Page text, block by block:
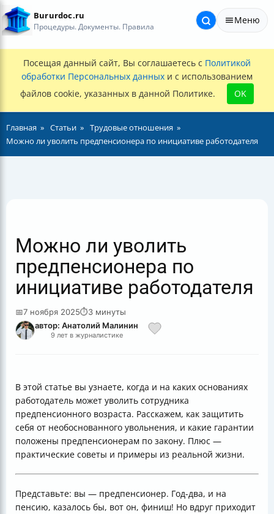
Bururdoc.ru
Процедуры. Документы. Правила
Меню
Посещая данный сайт, Вы соглашаетесь с Политикой
обработки Персональных данных и с использованием
файлов cookie, указанных в данной Политике.
OK
Главная Статьи
Трудовые отношения
Можно ли уволить предпенсионера по инициативе работодателя
Можно ли уволить
предпенсионера по
инициативе работодателя
📅7 ноября 2025⏱3 минуты
автор: Анатолий Малинин
9 лет в журналистике
В этой статье вы узнаете, когда и на каких основаниях
работодатель может уволить сотрудника
предпенсионного возраста. Расскажем, как защитить
себя от необоснованного увольнения, и какие гарантии
положены предпенсионерам по закону. Плюс —
практические советы и примеры из реальной жизни.
Представьте: вы — предпенсионер. Год-два, и на
пенсию, казалось бы, вот он, финиш! Но вдруг приходит